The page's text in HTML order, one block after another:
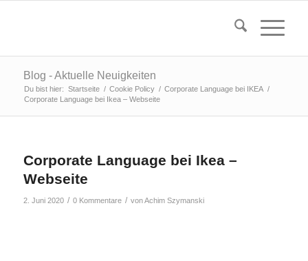
Blog - Aktuelle Neuigkeiten
Du bist hier: Startseite / Cookie Policy / Corporate Language bei IKEA /
Corporate Language bei Ikea – Webseite
Corporate Language bei Ikea –
Webseite
2. Juni 2020 / 0 Kommentare / vonAchim Szymanski